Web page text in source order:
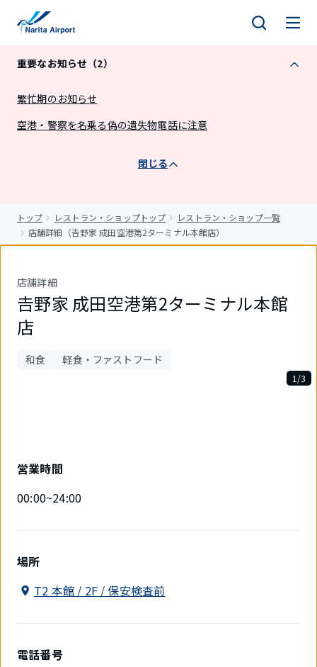
重要なお知らせ（2）
繁忙期のお知らせ
空港・警察を名乗る偽の遺失物電話に注意
閉じる
トップ レストラン・ショップトップ
レストラン・ショップ一覧
店舗詳細（𠮷野家 成田空港第2ターミナル本館店）
店舗詳細
𠮷野家 成田空港第2ターミナル本館
店
和食 軽食・ファストフード
1/3
営業時間
00:00~24:00
場所
T2 本館 / 2F / 保安検査前
電話番号